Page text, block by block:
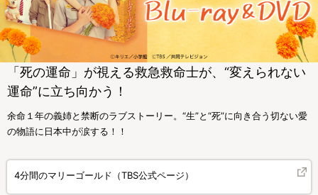
「死の運命」が視える救急救命士が、“変えられない
運命”に立ち向かう！
余命１年の義姉と禁断のラブストーリー。“生”と“死”に向き合う切ない愛
の物語に日本中が涙する！！
4分間のマリーゴールド（TBS公式ページ）